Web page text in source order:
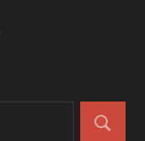
Pesquisar